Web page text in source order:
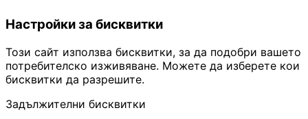
Настройки за бисквитки
Този сайт използва бисквитки, за да подобри вашето
потребителско изживяване. Можете да изберете кои
бисквитки да разрешите.
Задължителни бисквитки